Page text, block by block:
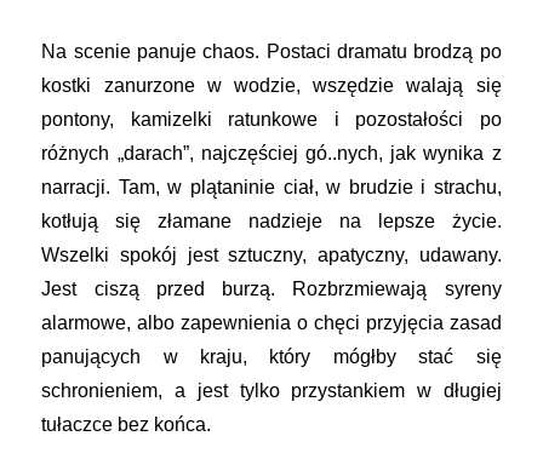
Na scenie panuje chaos. Postaci dramatu brodzą po
kostki zanurzone w wodzie, wszędzie walają się
pontony, kamizelki ratunkowe i pozostałości po
różnych „darach”, najczęściej gó..nych, jak wynika z
narracji. Tam, w plątaninie ciał, w brudzie i strachu,
kotłują się złamane nadzieje na lepsze życie.
Wszelki spokój jest sztuczny, apatyczny, udawany.
Jest ciszą przed burzą. Rozbrzmiewają syreny
alarmowe, albo zapewnienia o chęci przyjęcia zasad
panujących w kraju, który mógłby stać się
schronieniem, a jest tylko przystankiem w długiej
tułaczce bez końca.